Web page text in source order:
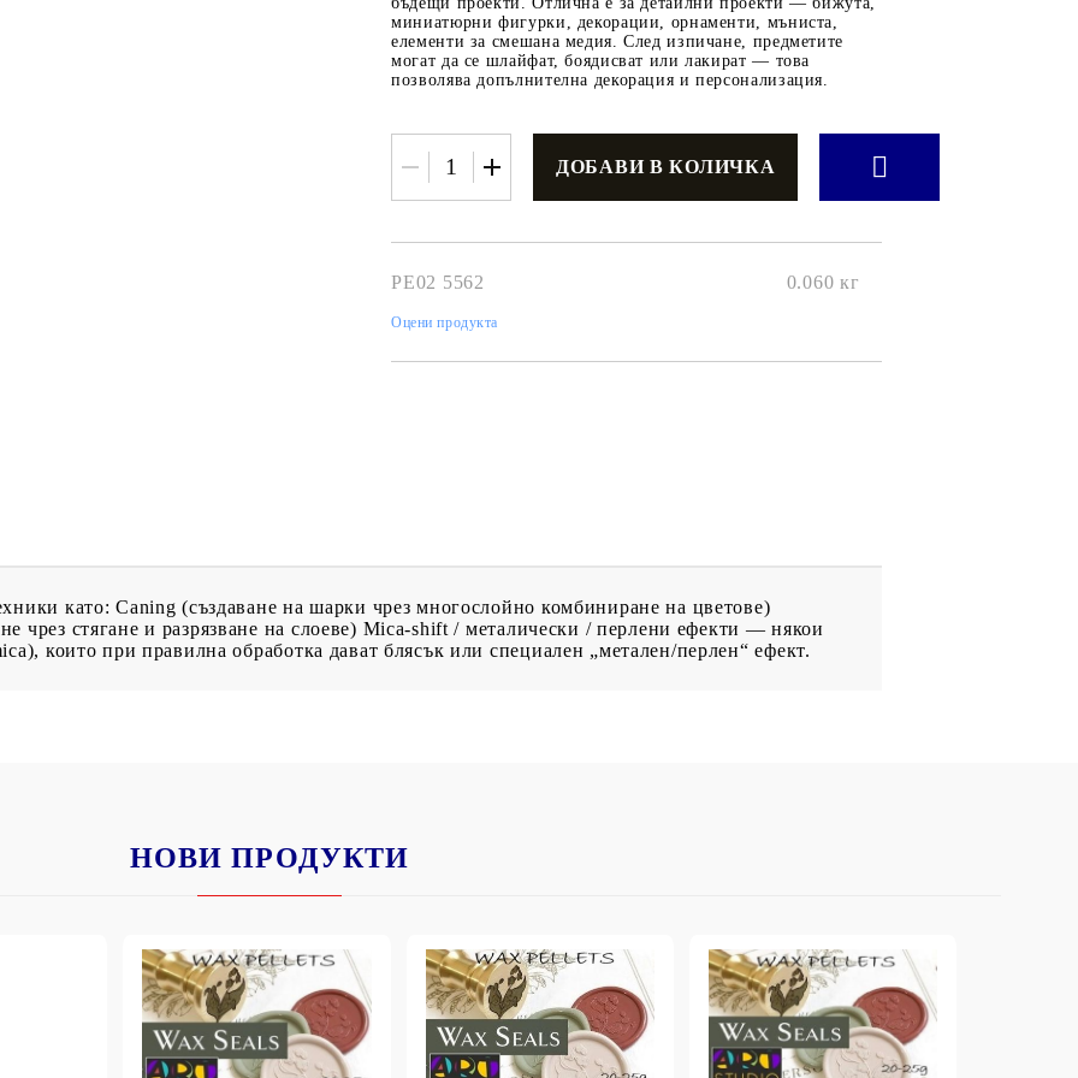
Комплекти и помощни материали за текстил
LOVE
10. КОЛЕДНИ , XMAS , ЗИМНИ
ХАРТИИ, ЗАГОТОВКИ ЗА
Пликове и комплекти заготовки за
Техника - Топъл ембос
миниатюрни фигурки, декорации, орнаменти, мъниста,
елементи за смешана медия. След изпичане, предметите
могат да се шлайфат, боядисват или лакират — това
позволява допълнителна декорация и персонализация.
PE02 5562 0.060 кг
Оцени продукта
като: Caning (създаване на шарки чрез многослойно комбиниране на цветове)
чрез стягане и разрязване на слоеве) Mica-shift / металически / перлени ефекти — някои
които при правилна обработка дават блясък или специален „метален/перлен“ ефект.
НОВИ ПРОДУКТИ